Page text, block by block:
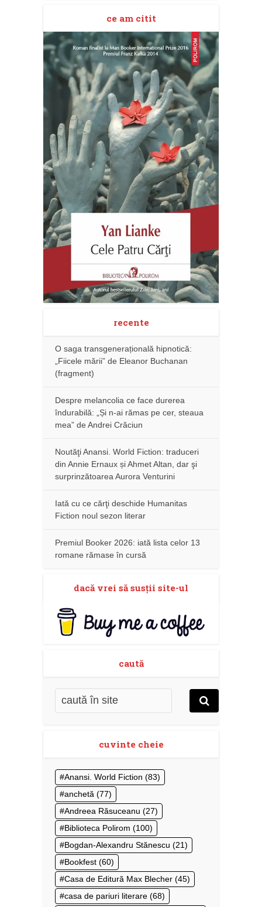
ce am citit
recente
O saga transgenerațională hipnotică:
„Fiicele mării” de Eleanor Buchanan
(fragment)
Despre melancolia ce face durerea
îndurabilă: „Și n-ai rămas pe cer, steaua
mea” de Andrei Crăciun
Noutăţi Anansi. World Fiction: traduceri
din Annie Ernaux și Ahmet Altan, dar şi
surprinzătoarea Aurora Venturini
Iată cu ce cărţi deschide Humanitas
Fiction noul sezon literar
Premiul Booker 2026: iată lista celor 13
romane rămase în cursă
dacă vrei să susţii site-ul
caută
cuvinte cheie
Anansi. World Fiction (83)
anchetă (77)
Andreea Răsuceanu (27)
Biblioteca Polirom (100)
Bogdan-Alexandru Stănescu (21)
Bookfest (60)
Casa de Editură Max Blecher (45)
casa de pariuri literare (68)